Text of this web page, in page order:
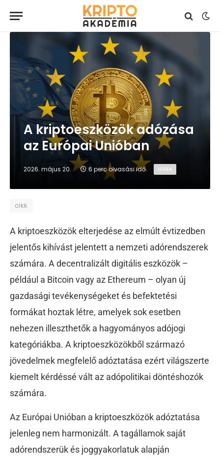
A kriptoeszközök adózása
az Európai Unióban
2026. május 20. 6 perc olvasási idő HÍREK
cikk
A kriptoeszközök elterjedése az elmúlt évtizedben
jelentős kihívást jelentett a nemzeti adórendszerek
számára. A decentralizált digitális eszközök –
például a Bitcoin vagy az Ethereum – olyan új
gazdasági tevékenységeket és befektetési
formákat hoztak létre, amelyek sok esetben
nehezen illeszthetők a hagyományos adójogi
kategóriákba. A kriptoeszközökből származó
jövedelmek megfelelő adóztatása ezért világszerte
kiemelt kérdéssé vált az adópolitikai döntéshozók
számára.
Az Európai Unióban a kriptoeszközök adóztatása
jelenleg nem harmonizált. A tagállamok saját
adórendszerük és joggyakorlatuk alapján